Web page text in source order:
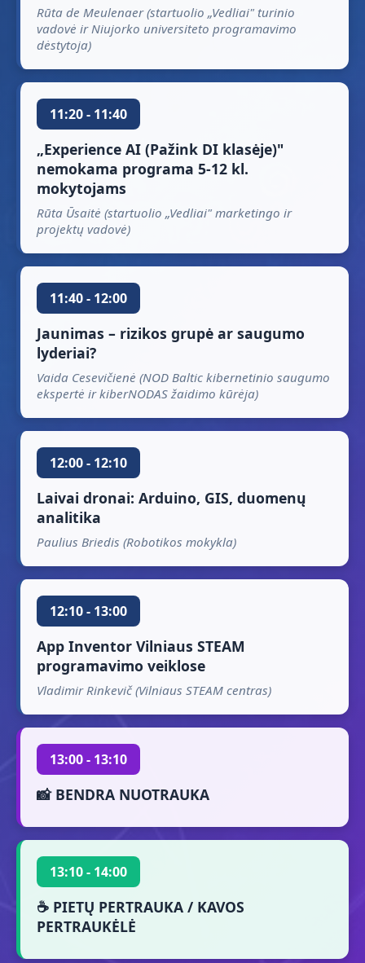
Rūta de Meulenaer (startuolio „Vedliai" turinio
vadovė ir Niujorko universiteto programavimo
dėstytoja)
11:20 - 11:40
„Experience AI (Pažink DI klasėje)"
nemokama programa 5-12 kl.
mokytojams
Rūta Ūsaitė (startuolio „Vedliai" marketingo ir
projektų vadovė)
11:40 - 12:00
Jaunimas – rizikos grupė ar saugumo
lyderiai?
Vaida Cesevičienė (NOD Baltic kibernetinio saugumo
ekspertė ir kiberNODAS žaidimo kūrėja)
12:00 - 12:10
Laivai dronai: Arduino, GIS, duomenų
analitika
Paulius Briedis (Robotikos mokykla)
12:10 - 13:00
App Inventor Vilniaus STEAM
programavimo veiklose
Vladimir Rinkevič (Vilniaus STEAM centras)
13:00 - 13:10
📸 BENDRA NUOTRAUKA
13:10 - 14:00
☕ PIETŲ PERTRAUKA / KAVOS
PERTRAUKĖLĖ